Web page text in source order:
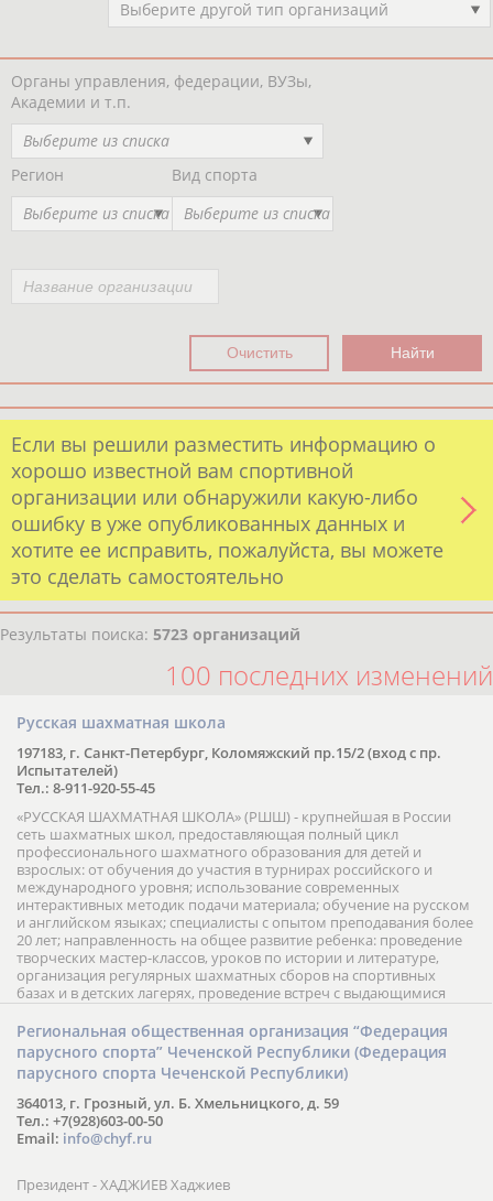
Выберите другой тип организаций
Органы управления, федерации, ВУЗы,
Академии и т.п.
Выберите из списка
Регион
Выберите из списка
Вид спорта
Выберите из списка
Если вы решили разместить информацию о
хорошо известной вам спортивной
организации или обнаружили какую-либо
ошибку в уже опубликованных данных и
хотите ее исправить, пожалуйста, вы можете
это сделать самостоятельно
Результаты поиска: 5723 организаций
100 последних изменений
Русская шахматная школа
197183, г. Санкт-Петербург, Коломяжский пр.15/2 (вход с пр.
Испытателей)
Тел.: 8-911-920-55-45
«РУССКАЯ ШАХМАТНАЯ ШКОЛА» (РШШ) - крупнейшая в России
сеть шахматных школ, предоставляющая полный цикл
профессионального шахматного образования для детей и
взрослых: от обучения до участия в турнирах российского и
международного уровня; использование современных
интерактивных методик подачи материала; обучение на русском
и английском языках; специалисты с опытом преподавания более
20 лет; направленность на общее развитие ребенка: проведение
творческих мастер-классов, уроков по истории и литературе,
организация регулярных шахматных сборов на спортивных
базах и в детских лагерях, проведение встреч с выдающимися
шахматистами; корпоративное обучение; онлайн обучение в
форме вебинаров и индивидуальных занятий, круглые столы
российских и международных тренеров, организация фестивалей;
онлайн трансляция мероприятий и турниров.
Региональная общественная организация “Федерация
парусного спорта” Чеченской Республики (Федерация
парусного спорта Чеченской Республики)
364013, г. Грозный, ул. Б. Хмельницкого, д. 59
Тел.: +7(928)603-00-50
Email: info@chyf.ru
Президент - ХАДЖИЕВ Хаджиев